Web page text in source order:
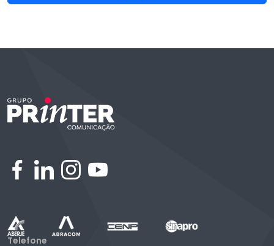
Telefone